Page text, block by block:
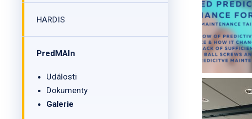
HARDIS
PredMAIn
Události
Dokumenty
Galerie